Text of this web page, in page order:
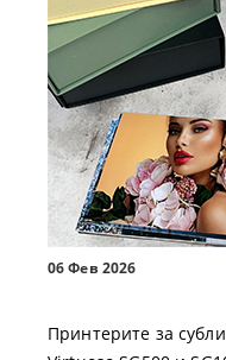
06 Фев 2026
Принтерите за